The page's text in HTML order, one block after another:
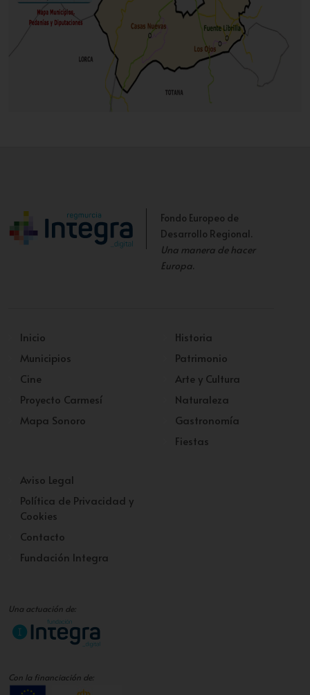
Fondo Europeo de
Desarrollo Regional.
Una manera de hacer
Europa.
Inicio
Municipios
Cine
Proyecto Carmesí
Mapa Sonoro
Historia
Patrimonio
Arte y Cultura
Naturaleza
Gastronomía
Fiestas
Aviso Legal
Política de Privacidad y
Cookies
Contacto
Fundación Integra
Una actuación de:
Con la financiación de: